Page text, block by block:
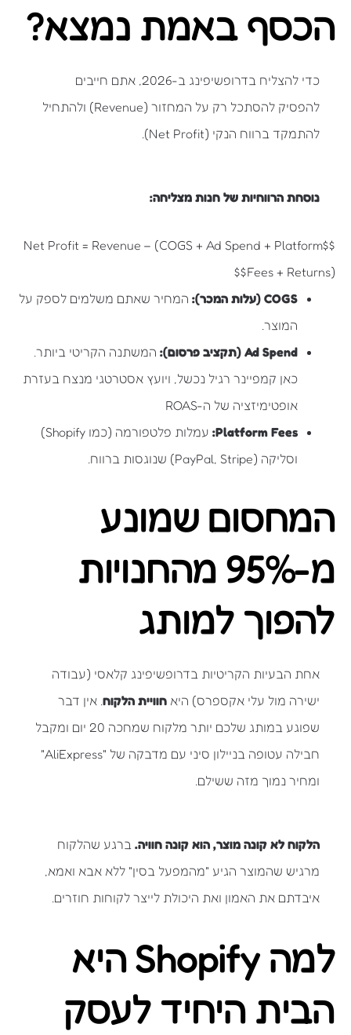
הכסף באמת נמצא?
כדי להצליח בדרופשיפינג ב-2026, אתם חייבים
להפסיק להסתכל רק על המחזור (Revenue) ולהתחיל
להתמקד ברווח הנקי (Net Profit).
נוסחת הרווחיות של חנות מצליחה:
$$Net Profit = Revenue – (COGS + Ad Spend + Platform
Fees + Returns)$$
COGS (עלות המכר):
המחיר שאתם משלמים לספק על
המוצר.
Ad Spend (תקציב פרסום):
המשתנה הקריטי ביותר.
כאן קמפיינר רגיל נכשל, ויועץ אסטרטגי מנצח בעזרת
אופטימיזציה של ה-ROAS
Platform Fees:
עמלות פלטפורמה (כמו Shopify)
וסליקה (PayPal, Stripe) שנוגסות ברווח.
המחסום שמונע
מ-95% מהחנויות
להפוך למותג
אחת הבעיות הקריטיות בדרופשיפינג קלאסי (עבודה
ישירה מול עלי אקספרס) היא חוויית הלקוח . אין דבר
שפוגע במותג שלכם יותר מלקוח שמחכה 20 יום ומקבל
חבילה עטופה בניילון סיני עם מדבקה של "AliExpress"
ומחיר נמוך מזה ששילם.
הלקוח לא קונה מוצר, הוא קונה חוויה. ברגע שהלקוח
מרגיש שהמוצר הגיע "מהמפעל בסין" ללא אבא ואמא,
איבדתם את האמון ואת היכולת לייצר לקוחות חוזרים.
למה Shopify היא
הבית היחיד לעסק